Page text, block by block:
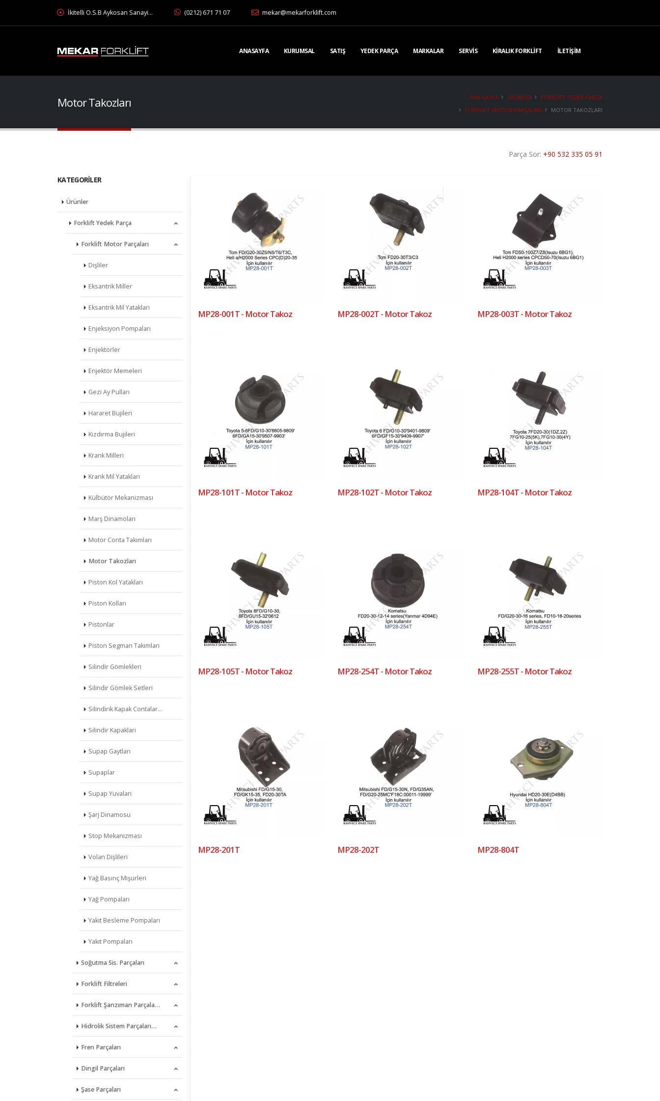
İkitelli O.S.B Aykosan Sanayi… (0212) 671 71 07 mekar@mekarforklift.com
ANASAYFA KURUMSAL SATIŞ YEDEK PARÇA MARKALAR SERVIS KIRALIK FORKLIFT İLETIŞIM
Motor Takozları ANA SAYFA ÜRÜNLER
FORKLIFT YEDEK PARÇA
FORKLIFT MOTOR PARÇALARI
MOTOR TAKOZLARI
Parça Sor: +90 532 335 05 91
MP28-001T - Motor Takoz MP28-002T - Motor Takoz MP28-003T - Motor Takoz
MP28-101T - Motor Takoz MP28-102T - Motor Takoz MP28-104T - Motor Takoz
MP28-105T - Motor Takoz MP28-254T - Motor Takoz MP28-255T - Motor Takoz
MP28-201T MP28-202T MP28-804T
KATEGORILER
Ürünler
Forklift Yedek Parça
Forklift Motor Parçaları
Dişliler
Eksantrik Miller
Eksantrik Mil Yatakları
Enjeksiyon Pompaları
Enjektörler
Enjektör Memeleri
Gezi Ay Pulları
Hararet Bujileri
Kızdırma Bujileri
Krank Milleri
Krank Mil Yatakları
Külbütör Mekanizması
Marş Dinamoları
Motor Conta Takımları
Motor Takozları
Piston Kol Yatakları
Piston Kolları
Pistonlar
Piston Segman Takımları
Silindir Gömlekleri
Silindir Gömlek Setleri
Silindirik Kapak Contalar…
Silindir Kapakları
Supap Gaytları
Supaplar
Supap Yuvaları
Şarj Dinamosu
Stop Mekanizması
Volan Dişlileri
Yağ Basınç Mişürleri
Yağ Pompaları
Yakıt Besleme Pompaları
Yakıt Pompaları
Soğutma Sis. Parçaları
Devirdaimler
Pervaneler
Radyatörler
Termostatlar
Forklift Filtreleri
Filtre Pompaları & Sensör…
Hava Filtreleri
Hava Filtre Muhafazalar
Hidrolik Sist.. Dönüş Fil…
Hidrolik Sist. Emiş Filtr…
Forklift Şanzıman Parçala…
Bronz Disk & Çelik Pleyt
Dişliler & Pinyon Dişlile…
Selenoid Valfler
Senkromeç Dişlileri & Hal…
Hidrolik Sistem Parçaları…
Direksiyon Kutuları
Hidrolik Pompalar
Kumanda Valfleri
Fren Parçaları
Ana Merkezler
Balata Takımları
Dingil Parçaları
Aksonlar
Şase Parçaları